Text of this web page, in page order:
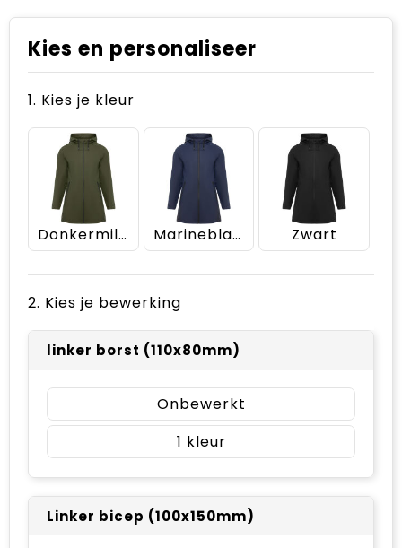
Kies en personaliseer
1. Kies je kleur
Donkermilitair groen Marineblauw Zwart
2. Kies je bewerking
linker borst (110x80mm)
Onbewerkt
1
Linker bicep (100x150mm)